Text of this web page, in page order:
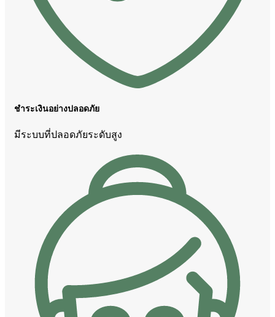
ชำระเงินอย่างปลอดภัย
มีระบบที่ปลอดภัยระดับสูง